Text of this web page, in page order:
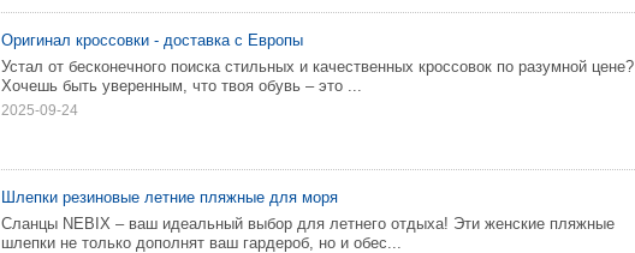
Оригинал кроссовки - доставка с Европы
Устал от бесконечного поиска стильных и качественных кроссовок по разумной цене?
Хочешь быть уверенным, что твоя обувь – это ...
2025-09-24
Шлепки резиновые летние пляжные для моря
Сланцы NEBIX – ваш идеальный выбор для летнего отдыха! Эти женские пляжные
шлепки не только дополнят ваш гардероб, но и обес...